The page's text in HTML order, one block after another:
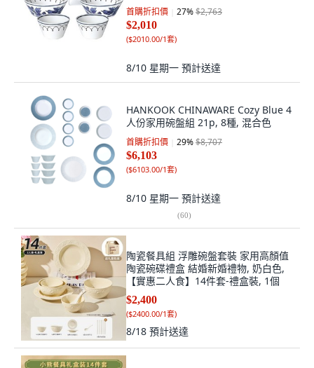
首購折扣價 27%$2,763
$2,010
($2010.00/1套)
8/10 星期一 預計送達
HANKOOK CHINAWARE Cozy Blue 4
人份家用碗盤組 21p, 8種, 混合色
首購折扣價 29%$8,707
$6,103
($6103.00/1套)
8/10 星期一 預計送達
(60)
陶瓷餐具組 浮雕碗盤套裝 家用高顏值
陶瓷碗碟禮盒 結婚新婚禮物, 奶白色,
【實惠二人食】14件套-禮盒裝, 1個
$2,400
($2400.00/1套)
8/18 預計送達